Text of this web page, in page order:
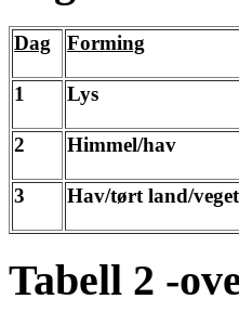
Dag Forming
1 Lys
2 Himmel/hav
3 Hav/tørt land/
Tabell 2 -